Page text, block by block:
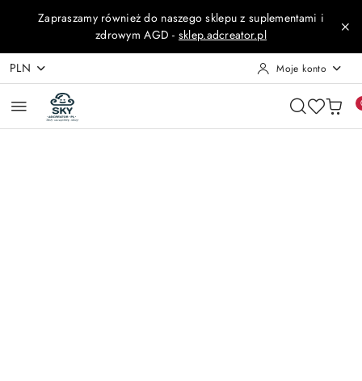
Przejdź do treści głównej
Przejdź do wyszukiwarki
Przejdź do moje konto
Przejdź do menu głównego
Przejdź do opisu produktu
Przejdź do stopki
Zapraszamy również do naszego sklepu z suplementami i
zdrowym AGD - sklep.adcreator.pl
PLN Moje konto